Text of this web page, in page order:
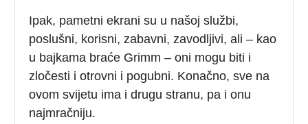
Ipak, pametni ekrani su u našoj službi,
poslušni, korisni, zabavni, zavodljivi, ali – kao
u bajkama braće Grimm – oni mogu biti i
zločesti i otrovni i pogubni. Konačno, sve na
ovom svijetu ima i drugu stranu, pa i onu
najmračniju.